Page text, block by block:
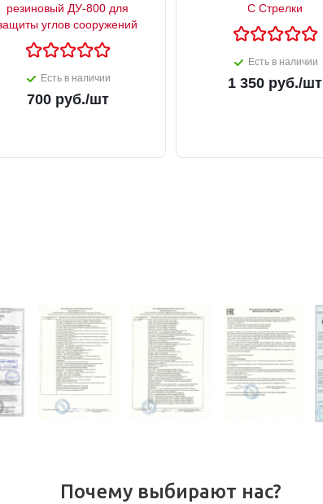
резиновый ДУ-800 для
углов сооружений
Есть в наличии
700руб./шт
С Стрелки
Есть в наличии
1 350 руб./шт
Почему выбирают нас?